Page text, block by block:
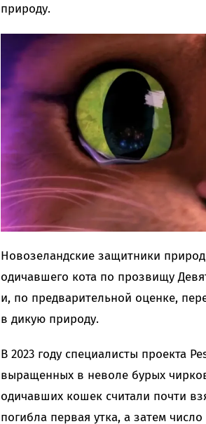
природу.
Новозеландские защитники
одичавшего кота по прозвищу
и, по предварительной оценке,
в дикую природу.
В 2023 году специалисты проекта
выращенных в неволе бурых
одичавших кошек считали почти
погибла первая утка, а затем